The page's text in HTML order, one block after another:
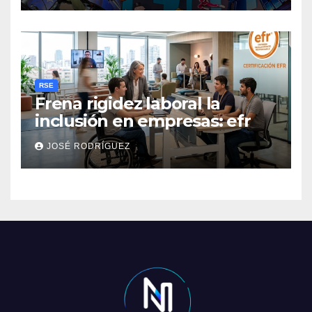
RSE
Frena rigidez laboral la
inclusión en empresas: efr
JOSÉ RODRÍGUEZ